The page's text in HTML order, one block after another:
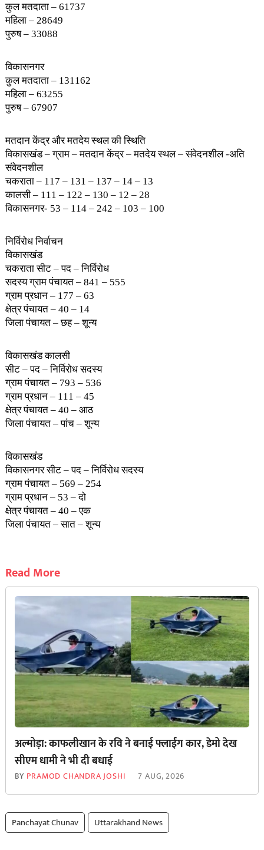
कुल मतदाता – 61737
महिला – 28649
पुरुष – 33088
विकासनगर
कुल मतदाता – 131162
महिला – 63255
पुरुष – 67907
मतदान केंद्र और मतदेय स्थल की स्थिति
विकासखंड – ग्राम – मतदान केंद्र – मतदेय स्थल – संवेदनशील -अति
संवेदनशील
चकराता – 117 – 131 – 137 – 14 – 13
कालसी – 111 – 122 – 130 – 12 – 28
विकासनगर- 53 – 114 – 242 – 103 – 100
निर्विरोध निर्वाचन
विकासखंड
चकराता सीट – पद – निर्विरोध
सदस्य ग्राम पंचायत – 841 – 555
ग्राम प्रधान – 177 – 63
क्षेत्र पंचायत – 40 – 14
जिला पंचायत – छह – शून्य
विकासखंड कालसी
सीट – पद – निर्विरोध सदस्य
ग्राम पंचायत – 793 – 536
ग्राम प्रधान – 111 – 45
क्षेत्र पंचायत – 40 – आठ
जिला पंचायत – पांच – शून्य
विकासखंड
विकासनगर सीट – पद – निर्विरोध सदस्य
ग्राम पंचायत – 569 – 254
ग्राम प्रधान – 53 – दो
क्षेत्र पंचायत – 40 – एक
जिला पंचायत – सात – शून्य
Read More
अल्मोड़ा: काफलीखान के रवि ने बनाई फ्लाईंग कार, डेमो देख
सीएम धामी ने भी दी बधाई
BY PRAMOD CHANDRA JOSHI 7 AUG, 2026
Panchayat Chunav Uttarakhand News